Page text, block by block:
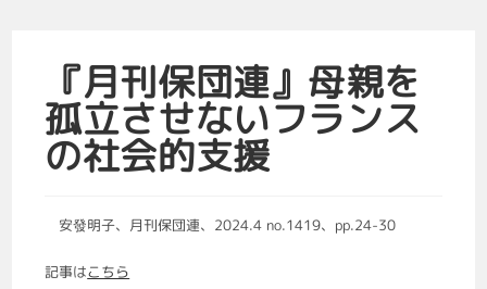
『月刊保団連』母親を
孤立させないフランス
の社会的支援
安發明子、月刊保団連、2024.4 no.1419、pp.24-30
記事はこちら